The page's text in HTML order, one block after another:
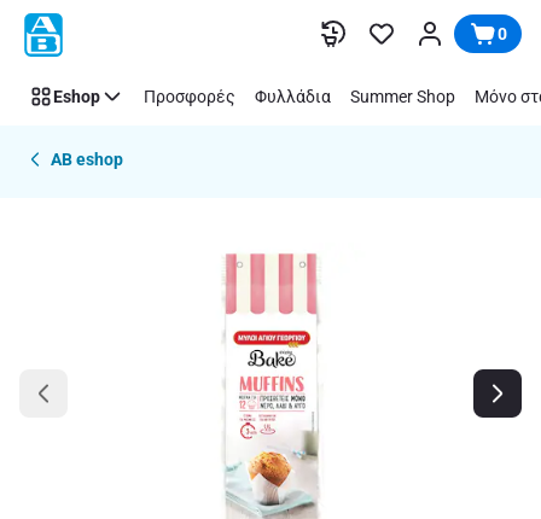
Παράλειψη 0
Eshop Προσφορές Φυλλάδια Summer Shop Μόνο
AB eshop